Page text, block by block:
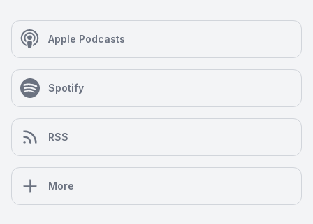
Apple Podcasts
Spotify
RSS
More